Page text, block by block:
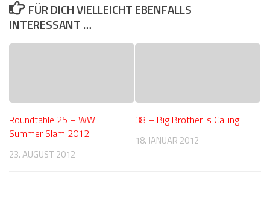
FÜR DICH VIELLEICHT EBENFALLS
INTERESSANT …
Roundtable 25 – WWE
Summer Slam 2012
23. AUGUST 2012
38 – Big Brother Is Calling
18. JANUAR 2012